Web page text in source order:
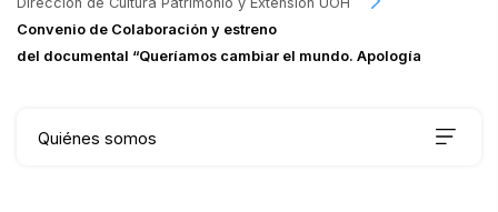
Convenio de Colaboración y estreno
del documental “Queríamos cambiar el mundo. Apología
Quiénes somos